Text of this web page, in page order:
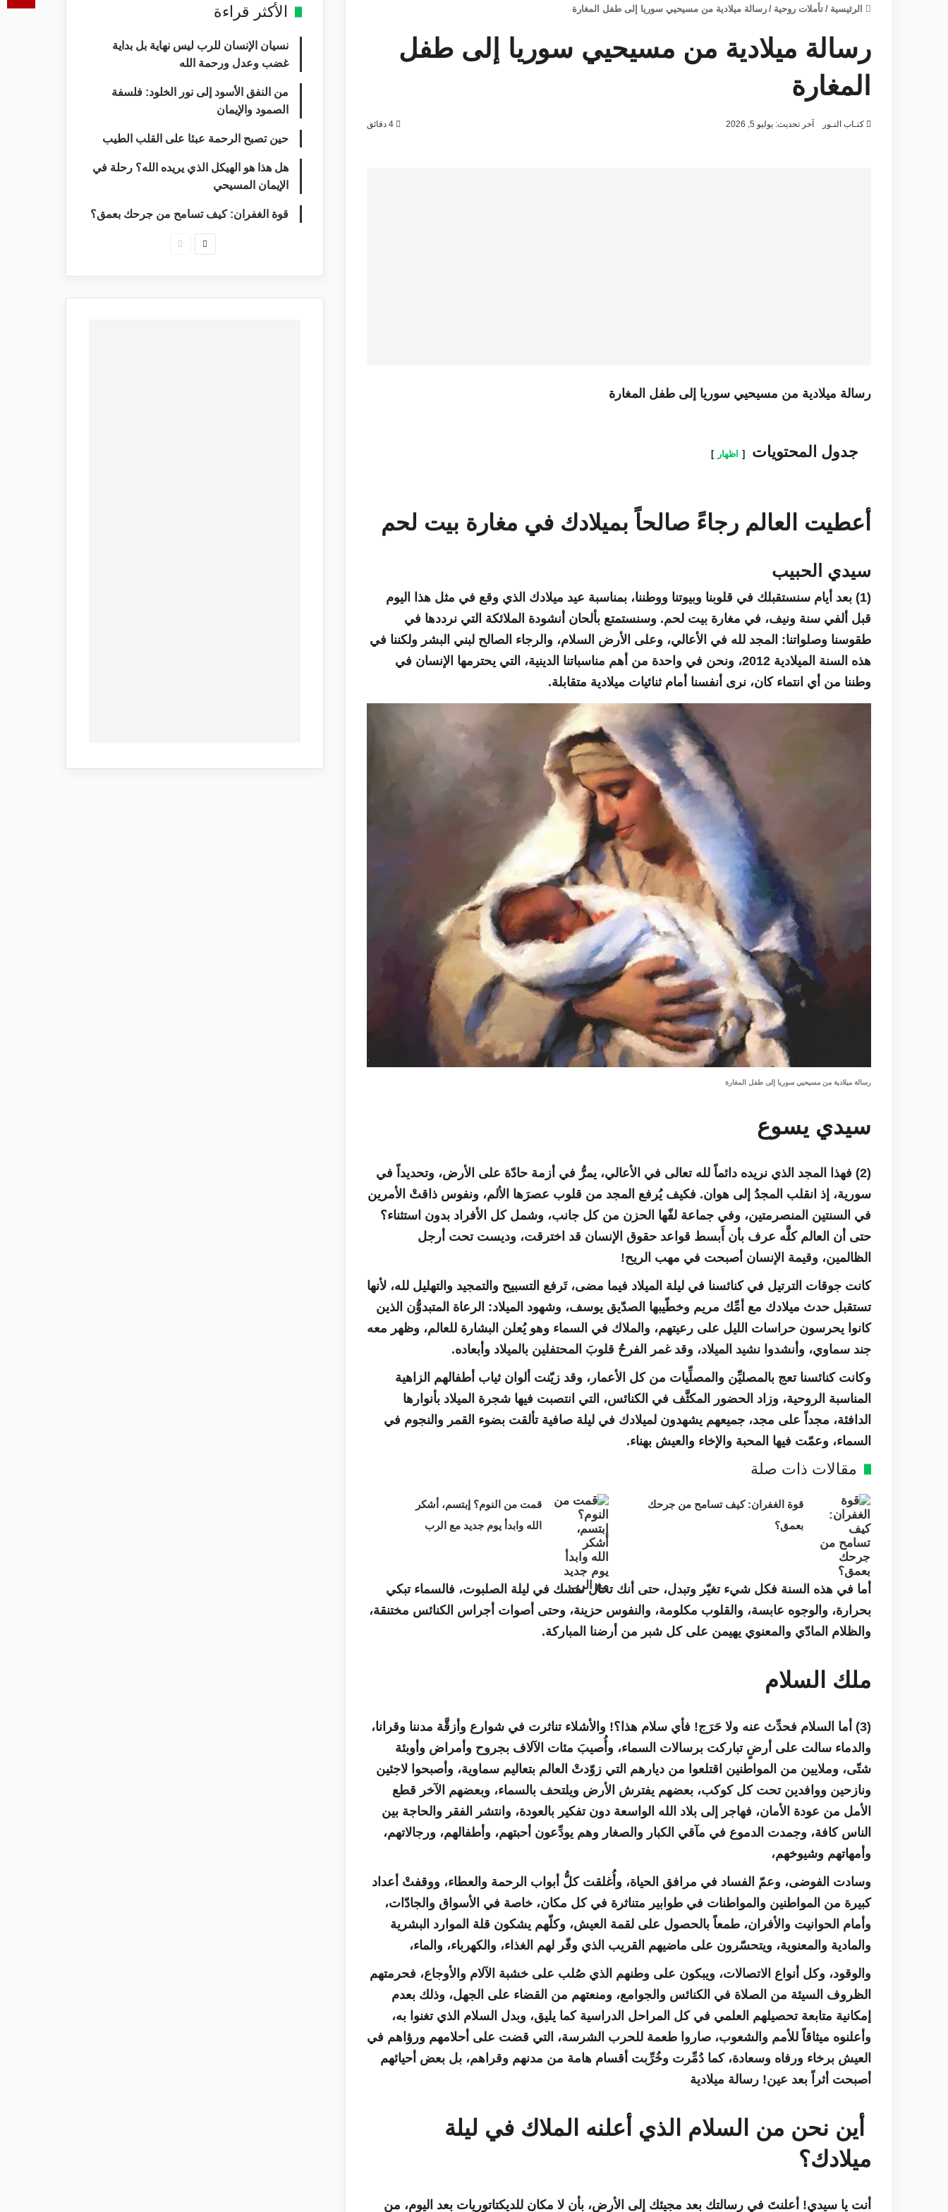
الرئيسية / تأملات روحية / رسالة ميلادية من مسيحيي سوريا إلى طفل المغارة
رسالة ميلادية من مسيحيي سوريا إلى طفل
المغارة
كتـاب النـور آخر تحديث: يوليو 5, 2026
رسالة ميلادية من مسيحيي سوريا إلى طفل المغارة
جدول المحتويات اظهار
أعطيت العالم رجاءً صالحاً بميلادك في مغارة بيت لحم
سيدي الحبيب
(1) بعد أيام سنستقبلك في قلوبنا وبيوتنا ووطننا، بمناسبة عيد ميلادك الذي وقع في مثل هذا اليوم
قبل ألفي سنة ونيف، في مغارة بيت لحم. وسنستمتع بألحان أنشودة الملائكة التي نرددها في
طقوسنا وصلواتنا: المجد لله في الأعالي، وعلى الأرض السلام، والرجاء الصالح لبني البشر ولكننا في
هذه السنة الميلادية 2012، ونحن في واحدة من أهم مناسباتنا الدينية، التي يحترمها الإنسان في
وطننا من أي انتماء كان، نرى أنفسنا أمام ثنائيات ميلادية متقابلة.
رسالة ميلادية من مسيحيي سوريا إلى طفل المغارة
سيدي يسوع
(2) فهذا المجد الذي نريده دائماً لله تعالى في الأعالي، يمرُّ في أزمة حادّة على الأرض، وتحديداً في
سورية، إذ انقلب المجدُ إلى هوان. فكيف يُرفع المجد من قلوب عصرَها الألم، ونفوس ذاقتْ الأمرين
في السنتين المنصرمتين، وفي جماعة لفّها الحزن من كل جانب، وشمل كل الأفراد بدون استثناء؟
حتى أن العالم كلَّه عرف بأن أَبسط قواعد حقوق الإنسان قد اخترقت، وديست تحت أرجل
الظالمين، وقيمة الإنسان أصبحت في مهب الريح!
كانت جوقات الترتيل في كنائسنا في ليلة الميلاد فيما مضى، تَرفع التسبيح والتمجيد والتهليل لله، لأنها
تستقبل حدث ميلادك مع أمِّك مريم وخطّيبها الصدّيق يوسف، وشهود الميلاد: الرعاة المتبدوُّن الذين
كانوا يحرسون حراسات الليل على رعيتهم، والملاك في السماء وهو يُعلن البشارة للعالم، وظهر معه
جند سماوي، وأنشدوا نشيد الميلاد، وقد غمر الفرحُ قلوبَ المحتفلين بالميلاد وأبعاده.
وكانت كنائسنا تعج بالمصليِّن والمصلِّيات من كل الأعمار، وقد زيّنت ألوان ثياب أطفالهم الزاهية
المناسبة الروحية، وزاد الحضور المكثَّف في الكنائس، التي انتصبت فيها شجرة الميلاد بأنوارها
الدافئة، مجداً على مجد، جميعهم يشهدون لميلادك في ليلة صافية تألقت بضوء القمر والنجوم في
السماء، وعمّت فيها المحبة والإخاء والعيش بهناء.
مقالات ذات صلة
قوة الغفران: كيف تسامح من جرحك
بعمق؟
قمت من النوم؟ إبتسم، أشكر
الله وابدأ يوم جديد مع الرب
أما في هذه السنة فكل شيء تغيّر وتبدل، حتى أنك تخال نفسك في ليلة الصلبوت، فالسماء تبكي
بحرارة، والوجوه عابسة، والقلوب مكلومة، والنفوس حزينة، وحتى أصوات أجراس الكنائس مختنقة،
والظلام المادّي والمعنوي يهيمن على كل شبر من أرضنا المباركة.
ملك السلام
(3) أما السلام فحدِّث عنه ولا حَرَج! فأي سلام هذا؟! والأشلاء تناثرت في شوارع وأزقَّة مدننا وقرانا،
والدماء سالت على أرضٍ تباركت برسالات السماء، وأُصيبَ مئات الآلاف بجروح وأمراض وأوبئة
شتّى، وملايين من المواطنين اقتلعوا من ديارهم التي زوّدتْ العالم بتعاليم سماوية، وأصبحوا لاجئين
ونازحين ووافدين تحت كل كوكب، بعضهم يفترش الأرض ويلتحف بالسماء، وبعضهم الآخر قطع
الأمل من عودة الأمان، فهاجر إلى بلاد الله الواسعة دون تفكير بالعودة، وانتشر الفقر والحاجة بين
الناس كافة، وجمدت الدموع في مآقي الكبار والصغار وهم يودِّعون أحبتهم، وأطفالهم، ورجالاتهم،
وأمهاتهم وشيوخهم،
وسادت الفوضى، وعمّ الفساد في مرافق الحياة، وأُغلقت كلُّ أبواب الرحمة والعطاء، ووقفتْ أعداد
كبيرة من المواطنين والمواطنات في طوابير متناثرة في كل مكان، خاصة في الأسواق والجادّات،
وأمام الحوانيت والأفران، طمعاً بالحصول على لقمة العيش، وكلّهم يشكون قلة الموارد البشرية
والمادية والمعنوية، ويتحسّرون على ماضيهم القريب الذي وفّر لهم الغذاء، والكهرباء، والماء،
والوقود، وكل أنواع الاتصالات، ويبكون على وطنهم الذي صُلب على خشبة الآلام والأوجاع، فحرمتهم
الظروف السيئة من الصلاة في الكنائس والجوامع، ومنعتهم من القضاء على الجهل، وذلك بعدم
إمكانية متابعة تحصيلهم العلمي في كل المراحل الدراسية كما يليق، وبدل السلام الذي تغنوا به،
وأعلنوه ميثاقاً للأمم والشعوب، صاروا طعمة للحرب الشرسة، التي قضت على أحلامهم ورؤاهم في
العيش برخاء ورفاه وسعادة، كما دُمِّرت وخُرِّبت أقسام هامة من مدنهم وقراهم، بل بعض أحيائهم
أصبحت أثراً بعد عين! رسالة ميلادية
أين نحن من السلام الذي أعلنه الملاك في ليلة
ميلادك؟
أنت يا سيدي! أعلنتَ في رسالتك بعد مجيئك إلى الأرض، بأن لا مكان للديكتاتوريات بعد اليوم، من
الأكثر قراءة
نسيان الإنسان للرب ليس نهاية بل بداية
غضب وعدل ورحمة الله
من النفق الأسود إلى نور الخلود: فلسفة
الصمود والإيمان
حين تصبح الرحمة عبئا على القلب الطيب
هل هذا هو الهيكل الذي يريده الله؟ رحلة في
الإيمان المسيحي
قوة الغفران: كيف تسامح من جرحك بعمق؟
الصفحةالصفحة